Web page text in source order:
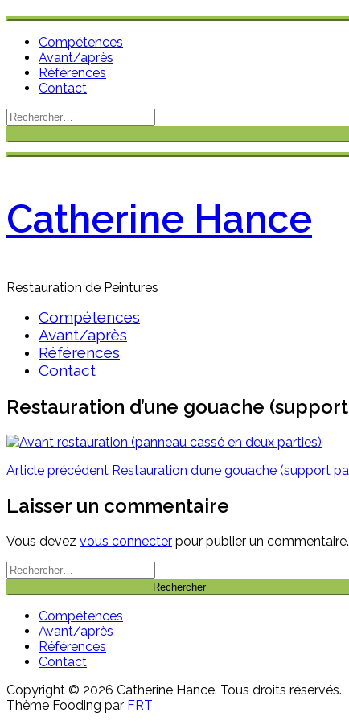
Compétences
Avant/après
Références
Contact
Rechercher :
Aller
Catherine Hance
Restauration de Peintures
Compétences
Avant/après
Références
Contact
Restauration d’une gouache
Lire
la
suite
Article précédent Restauration d’une gouache (support
Laisser un commentaire
Vous devez vous connecter pour publier un commentaire.
Rechercher :
Compétences
Avant/après
Références
Contact
Copyright © 2026 Catherine Hance. Tous droits réservés.
Thème Fooding par FRT